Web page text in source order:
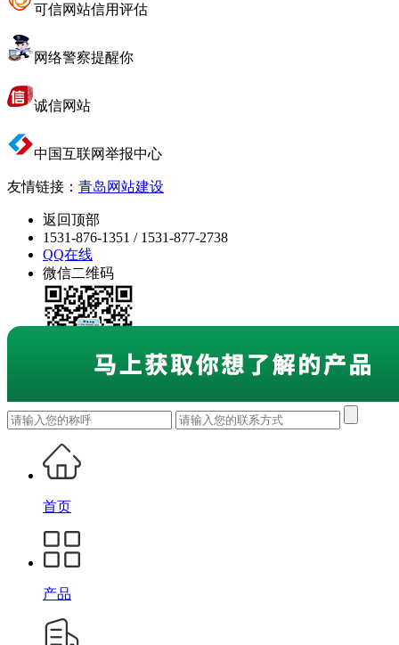
可信网站信用评估
网络警察提醒你
诚信网站
中国互联网举报中心
友情链接： 青岛网站建设
返回顶部
1531-876-1351 / 1531-877-2738
QQ在线
微信二维码
首页
产品